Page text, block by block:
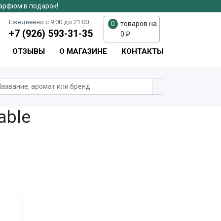
в подарок!
Ежедневно с 9:00 до 21:00
+7 (926) 593-31-35
0
товаров на
0 ₽
ОТЗЫВЫ О МАГАЗИНЕ КОНТАКТЫ